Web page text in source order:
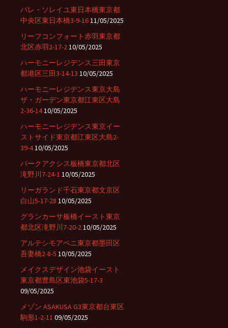
パレ・ソレイユ東日本橋東京都
中央区東日本橋3-9-1611/05/2025
リーフコンフォート赤羽東京都
北区赤羽2-17-210/05/2025
ハーモニーレジデンス三田東京
都港区三田3-14-13 10/05/2025
ハーモニーレジデンス東京大島
ザ・ガーデン東京都江東区大島
2-36-1410/05/2025
ハーモニーレジデンス東京イー
ストサイド東京都江東区大島2-
39-410/05/2025
パークアクシス板橋東京都北区
滝野川7-24-1 10/05/2025
リーガランド千石東京都文京区
白山5-17-28 10/05/2025
グランカーサ板橋イースト東京
都北区滝野川7-20-210/05/2025
アルテシモアベニ東京都墨田区
吾妻橋2-8-5 10/05/2025
メイクスデザイン池袋イースト
東京都豊島区東池袋5-17-3
09/05/2025
メゾン ASAKUSA G3東京都台東区
駒形1-2-11 09/05/2025